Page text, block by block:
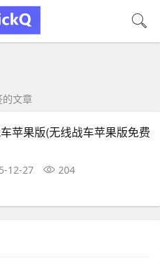
文章
苹果版(无线战车苹果版免费
12-27 204